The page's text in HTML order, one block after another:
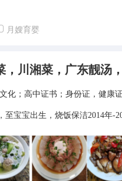
月嫂育婴
，川湘菜，广东靓汤
化；高中证书；身份证，健
宝宝出生，烧饭保洁2014年-